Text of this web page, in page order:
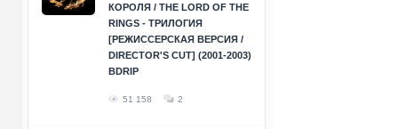
КОРОЛЯ / THE LORD OF THE
RINGS - ТРИЛОГИЯ
[РЕЖИССЕРСКАЯ ВЕРСИЯ /
DIRECTOR'S CUT] (2001-2003)
BDRIP
51 158 2